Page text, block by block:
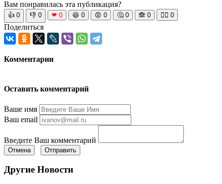
Вам понравилась эта публикация?
👍 0 👎 0 ❤ 0 😆 0 😡 0 🤔 0 🙈 0 🧘‍♀️ 0
Поделиться
Комментарии
Оставить комментарий
Ваше имя
Ваш email
Введите Ваш комментарий
Отмена Отправить
Другие Новости